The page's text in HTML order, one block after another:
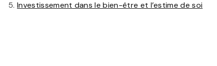
Investissement dans le bien-être et l’estime de soi